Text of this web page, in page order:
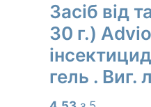
Засіб від
30 г.)
гель . Виг.